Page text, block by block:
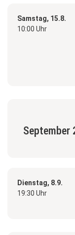
Samstag, 15.8.
10:00 Uhr
September
Dienstag, 8.9.
19:30 Uhr